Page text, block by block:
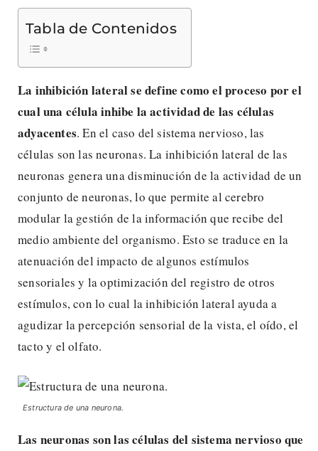
Tabla de Contenidos
La inhibición lateral se define como el proceso por el
cual una célula inhibe la actividad de las células
adyacentes. En el caso del sistema nervioso, las
células son las neuronas. La inhibición lateral de las
neuronas genera una disminución de la actividad de un
conjunto de neuronas, lo que permite al cerebro
modular la gestión de la información que recibe del
medio ambiente del organismo. Esto se traduce en la
atenuación del impacto de algunos estímulos
sensoriales y la optimización del registro de otros
estímulos, con lo cual la inhibición lateral ayuda a
agudizar la percepción sensorial de la vista, el oído, el
tacto y el olfato.
Estructura de una neurona.
Las neuronas son las células del sistema nervioso que